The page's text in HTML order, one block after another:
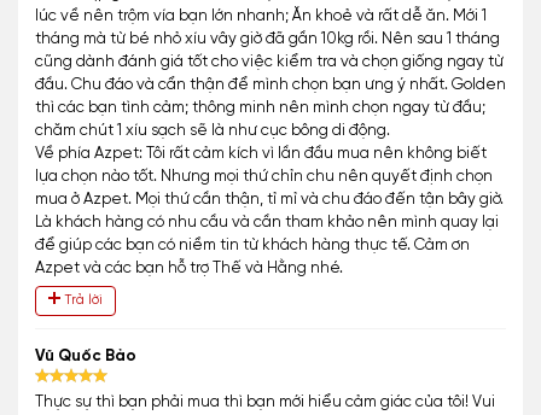
lúc về nên trộm vía bạn lớn nhanh; Ăn khoẻ và rất dễ ăn. Mới 1
tháng mà từ bé nhỏ xíu vây giờ đã gần 10kg rồi. Nên sau 1 tháng
cũng dành đánh giá tốt cho việc kiểm tra và chọn giống ngay từ
đầu. Chu đáo và cẩn thận để mình chọn bạn ưng ý nhất. Golden
thì các bạn tình cảm; thông minh nên mình chọn ngay từ đầu;
chăm chút 1 xíu sạch sẽ là như cục bông di động.
Về phía Azpet: Tôi rất cảm kích vì lần đầu mua nên không biết
lựa chọn nào tốt. Nhưng mọi thứ chỉn chu nên quyết định chọn
mua ở Azpet. Mọi thứ cần thận, tỉ mỉ và chu đáo đến tận bây giờ.
Là khách hàng có nhu cầu và cần tham khảo nên mình quay lại
để giúp các bạn có niềm tin từ khách hàng thực tế. Cảm ơn
Azpet và các bạn hỗ trợ Thế và Hằng nhé.
Trả lời
Vũ Quốc Bảo
Thực sự thì bạn phải mua thì bạn mới hiểu cảm giác của tôi! Vui